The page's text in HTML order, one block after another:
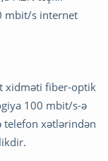
mbit/s internet
xidməti fiber-optik
100 mbit/s-ə
telefon xətlərindən